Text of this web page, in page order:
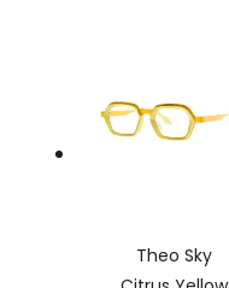
Theo Sky